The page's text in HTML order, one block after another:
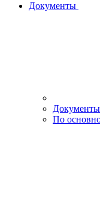
Документы
Документы
По